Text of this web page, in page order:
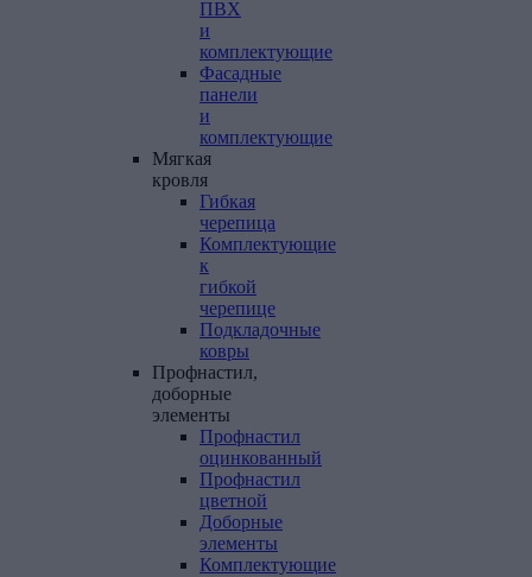
ПВХ
и
комплектующие
Фасадные
панели
и
комплектующие
Мягкая
кровля
Гибкая
черепица
Комплектующие
к
гибкой
черепице
Подкладочные
ковры
Профнастил,
доборные
элементы
Профнастил
оцинкованный
Профнастил
цветной
Доборные
элементы
Комплектующие